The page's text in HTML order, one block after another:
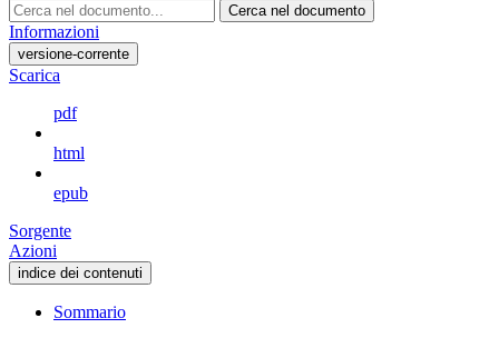
Cerca nel documento
Informazioni
versione-corrente
Scarica
pdf
html
epub
Sorgente
Azioni
indice dei contenuti
Sommario